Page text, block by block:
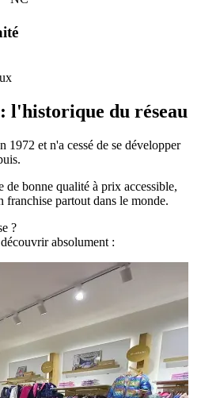
l'historique du réseau
1972 et n'a cessé de se développer
de bonne qualité à prix accessible,
franchise partout dans le monde.
?
absolument :